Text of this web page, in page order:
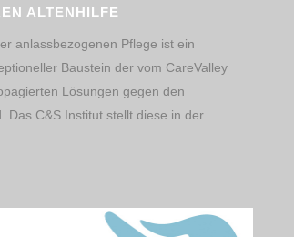
ALTENHILFE
anlassbezogenen Pflege ist ein
Baustein der vom CareValley
Lösungen gegen den
Das C&S Institut stellt diese in der...